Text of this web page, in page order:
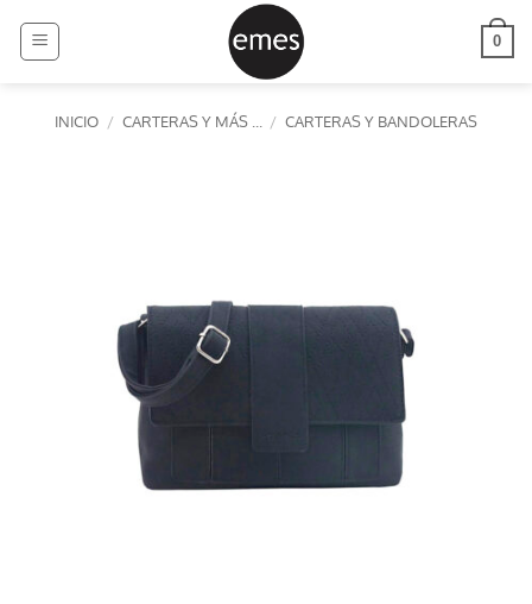
0
INICIO / CARTERAS Y MÁS ... / CARTERAS Y BANDOLERAS